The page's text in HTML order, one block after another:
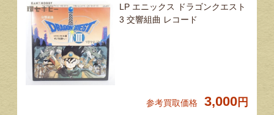
LP エニックス ドラゴンクエスト
3 交響組曲 レコード
参考買取価格 3,000 円